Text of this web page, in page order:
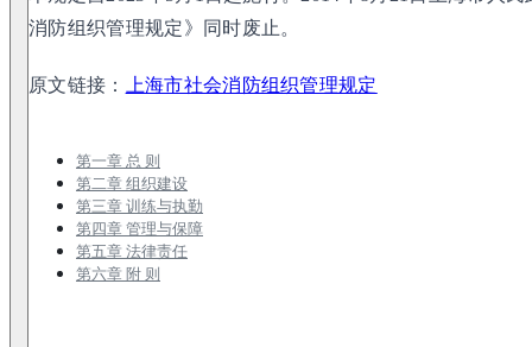
消防组织管理规定》同时废止。
原文链接： 上海市社会消防组织管理规定
第一章 总 则
第二章 组织建设
第三章 训练与执勤
第四章 管理与保障
第五章 法律责任
第六章 附 则